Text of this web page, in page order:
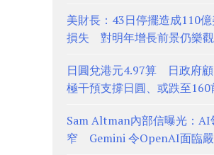
美財長：43日停擺造成110
損失 對明年增長前景仍樂觀
日圓兌港元4.97算 日政府
極干預支撐日圓、或跌至160
Sam Altman內部信曝光：AI
窄 Gemini 令OpenAI面臨